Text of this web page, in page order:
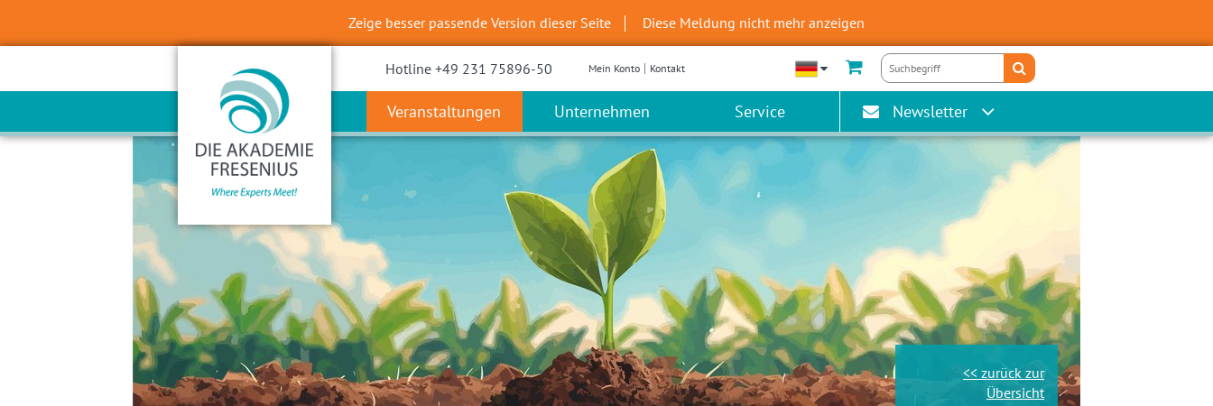
Zeige besser passende Version dieser Seite Diese Meldung nicht mehr anzeigen
Hotline +49 231 75896-50 Mein Konto Kontakt
Veranstaltungen Unternehmen Service Newsletter
<< zurück zur
Übersicht